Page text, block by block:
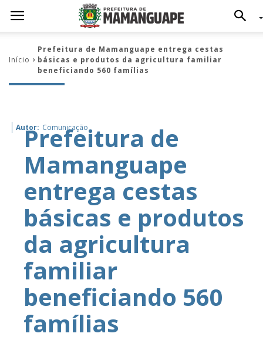
Início
Prefeitura de Mamanguape entrega cestas
básicas e produtos da agricultura familiar
beneficiando 560 famílias
Autor: Comunicação
Prefeitura de
Mamanguape
entrega cestas
básicas e produtos
da agricultura
familiar
beneficiando 560
famílias